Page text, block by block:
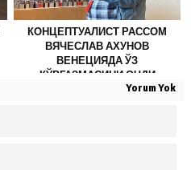
КОНЦЕПТУАЛИСТ РАССОМ
ВЯЧЕСЛАВ АХУНОВ
ВЕНЕЦИЯДА ЎЗ
КЎРГАЗМАСИНИ ОЧДИ
Yorum Yok